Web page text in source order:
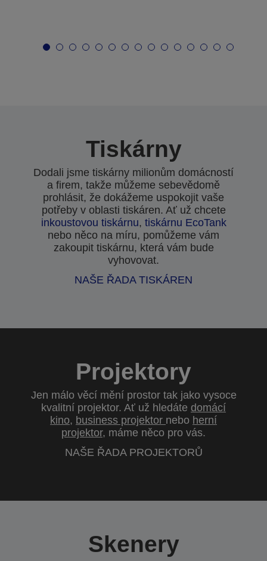
Tiskárny
Dodali jsme tiskárny milionům domácností
a firem, takže můžeme sebevědomě
prohlásit, že dokážeme uspokojit vaše
potřeby v oblasti tiskáren. Ať už chcete
inkoustovou tiskárnu, tiskárnu EcoTank
nebo něco na míru, pomůžeme vám
zakoupit tiskárnu, která vám bude
vyhovovat.
NAŠE ŘADA TISKÁREN
Projektory
Jen málo věcí mění prostor tak jako vysoce
kvalitní projektor. Ať už hledáte domácí
kino, business projektor nebo herní
projektor, máme něco pro vás.
NAŠE ŘADA PROJEKTORŮ
Skenery